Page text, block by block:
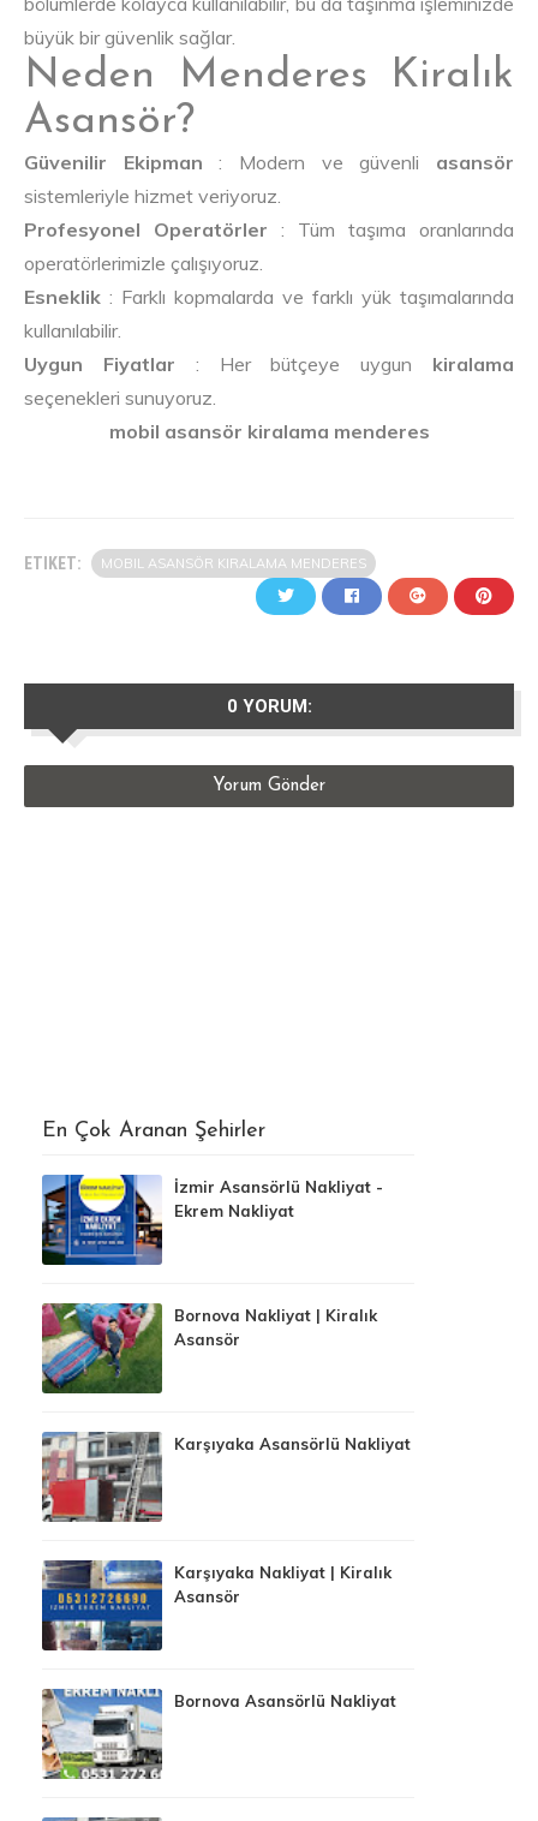
büyük bir güvenlik sağlar.
Neden Menderes Kiralık
Asansör?
Güvenilir Ekipman : Modern ve güvenli asansör
sistemleriyle hizmet veriyoruz.
Profesyonel Operatörler : Tüm taşıma oranlarında
operatörlerimizle çalışıyoruz.
Esneklik : Farklı kopmalarda ve farklı yük taşımalarında
kullanılabilir.
Uygun Fiyatlar : Her bütçeye uygun kiralama
seçenekleri sunuyoruz.
mobil asansör kiralama menderes
ETIKET: MOBIL ASANSÖR KIRALAMA MENDERES
0 YORUM:
Yorum Gönder
En Çok Aranan Şehirler
İzmir Asansörlü Nakliyat -
Ekrem Nakliyat
Bornova Nakliyat | Kiralık
Asansör
Karşıyaka Asansörlü Nakliyat
Karşıyaka Nakliyat | Kiralık
Asansör
Bornova Asansörlü Nakliyat